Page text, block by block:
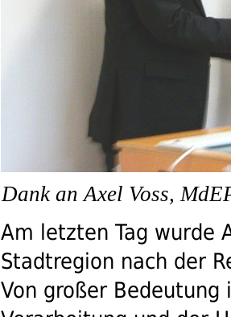
Dank an Axel Voss,
Am letzten Tag wurde
Stadtregion nach der
Von großer